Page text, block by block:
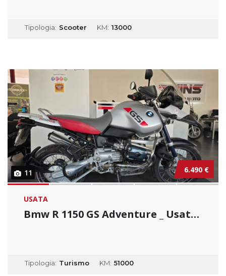
Tipologia: Scooter KM: 13000
11 6.490 €
USATA
Bmw R 1150 GS Adventure _ Usato Permutabile....
Tipologia: Turismo KM: 51000